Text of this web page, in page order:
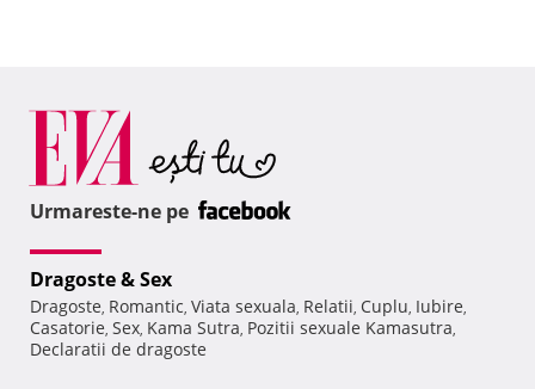
Urmareste-ne pe
Dragoste & Sex
Dragoste, Romantic, Viata sexuala, Relatii, Cuplu, Iubire,
Casatorie, Sex, Kama Sutra, Pozitii sexuale Kamasutra,
Declaratii de dragoste